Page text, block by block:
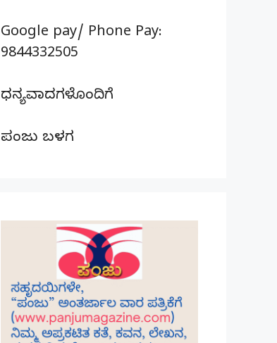
Google pay/ Phone Pay:
9844332505
ಧನ್ಯವಾದಗಳೊಂದಿಗೆ
ಪಂಜು ಬಳಗ